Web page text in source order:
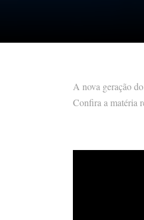
A nova geração
Confira a matéria